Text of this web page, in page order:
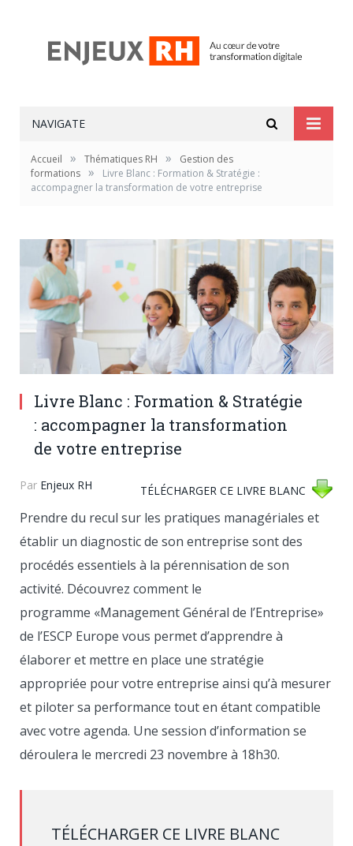
NAVIGATE
Accueil » Thématiques RH »
Gestion des
formations »
Livre Blanc : Formation & Stratégie :
accompagner la transformation de votre entreprise
Livre Blanc : Formation & Stratégie
: accompagner la transformation
de votre entreprise
Par Enjeux RH TÉLÉCHARGER CE LIVRE BLANC
Prendre du recul sur les pratiques managériales et
établir un diagnostic de son entreprise sont des
procédés essentiels à la pérennisation de son
activité. Découvrez comment le
programme «Management Général de l’Entreprise»
de l’ESCP Europe vous permet d’apprendre à
élaborer et mettre en place une stratégie
appropriée pour votre entreprise ainsi qu’à mesurer
et piloter sa performance tout en étant compatible
avec votre agenda. Une session d’information se
déroulera le mercredi 23 novembre à 18h30.
TÉLÉCHARGER CE LIVRE BLANC